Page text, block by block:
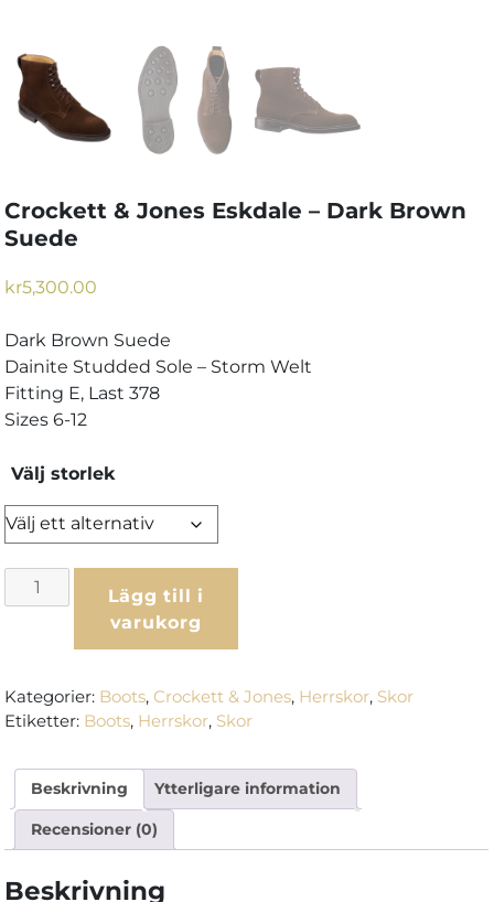
Crockett & Jones Eskdale – Dark Brown
Suede
kr5,300.00
Dark Brown Suede
Dainite Studded Sole – Storm Welt
Fitting E, Last 378
Sizes 6-12
Välj storlek
Crockett
&
–
Dark
Suede
mängd
Lägg till i
varukorg
Kategorier: Boots, Crockett & Jones, Herrskor, Skor
Etiketter: Boots, Herrskor, Skor
Beskrivning Ytterligare information
Recensioner (0)
Beskrivning